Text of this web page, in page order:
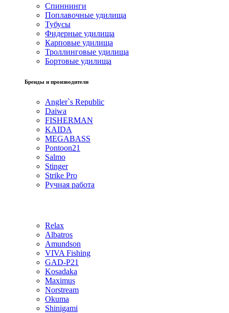
Спиннинги
Поплавочные удилища
Тубусы
Фидерные удилища
Карповые удилища
Троллинговые удилища
Бортовые удилища
Бренды и производители
Angler`s Republic
Daiwa
FISHERMAN
KAIDA
MEGABASS
Pontoon21
Salmo
Stinger
Strike Pro
Ручная работа
Relax
Albatros
Amundson
VIVA Fishing
GAD-P21
Kosadaka
Maximus
Norstream
Okuma
Shinigami